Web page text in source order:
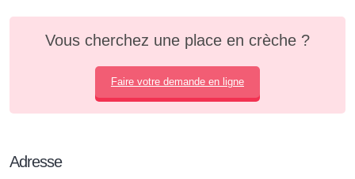
Vous cherchez une place en crèche ?
Faire votre demande en ligne
Adresse